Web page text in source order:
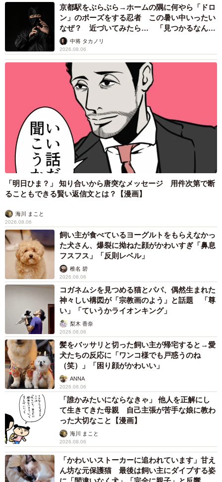
京都駅をぶらぶら→ホームの隅に何やら「ドロ
ン」のポーズをする忍者 この暑い中いったい
なぜ？ 近づいてみたら… 「見つかるなんて
未熟」中将 タカノリ
2026.08.06
「明日ひま？」 知り合いから唐突なメッセージ 用件次第で断
ることもできる賢い返信文とは？【漫画】
海川 まこと
2026.08.06
飼い主が食べているヨーグルトをもらえなかっ
た犬さん、爆裂に拗ねた顔がかわいすぎ「鼻息
フスフス」「反則レベル」
椎名 碧
2026.08.06
コガネムシを見つめる猫とパパ、偶然生まれた
神々しい構図が「宗教画のよう」と話題 「尊
い」「ていうかライオンキング」
梨木 香奈
2026.08.06
髪をバッサリと切った飼い主が帰宅すると→愛
犬たちの反応に「ワンコ様でも戸惑うのね
（笑）」「困り顔がかわいい」
ANNA
2026.08.06
「誰かみたいにならなきゃ」 他人を正解にし
て生きてきた母親 自己主張が苦手な娘に教わ
った大切なこと【漫画】
海川 まこと
2026.08.06
「かわいいストーカーに追われています」甘え
ん坊な元保護猫 最後は飼い主にダイブする姿